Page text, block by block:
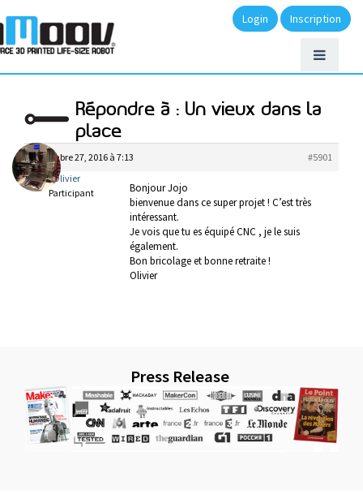
Login Inscription
Répondre à : Un vieux dans la
place
novembre 27, 2016 à 7:13
#5901
Olivier
Participant
Bonjour Jojo
bienvenue dans ce super projet ! C’est très
intéressant.
Je vois que tu es équipé CNC , je le suis
également.
Bon bricolage et bonne retraite !
Olivier
Press Release